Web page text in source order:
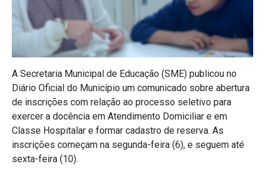
A Secretaria Municipal de Educação (SME) publicou no
Diário Oficial do Município um comunicado sobre abertura
de inscrições com relação ao processo seletivo para
exercer a docência em Atendimento Domiciliar e em
Classe Hospitalar e formar cadastro de reserva. As
inscrições começam na segunda-feira (6), e seguem até
sexta-feira (10).